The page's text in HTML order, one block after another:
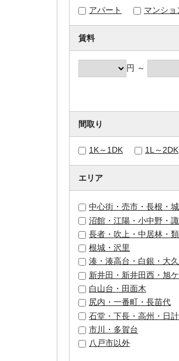
アパート マンショ
賃料
円 ～
間取り
1K～1DK 1L～2DK
エリア
中心街・売市・長根・
沼館・江陽・小中野・
長者・吹上・中居林・
根城・沢里
湊・湊高台・白銀・大
新井田・新井田西・旭
白山台・田面木
尻内・一番町・長苗代
石堂・下長・高州・日
市川・多賀台
八戸市以外